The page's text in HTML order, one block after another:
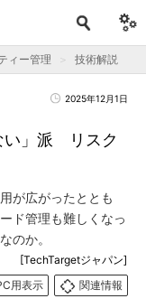
ィー管理 技術解説
2025年12月1日
い」派 リスク
が広がったととも
ド管理も難しくなっ
のか。
[TechTargetジャパン]
用表示
関連情報